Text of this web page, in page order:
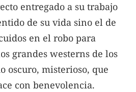
entregado a su trabajo
de su vida sino el de
en el robo para
grandes westerns de los
oscuro, misterioso, que
con benevolencia.